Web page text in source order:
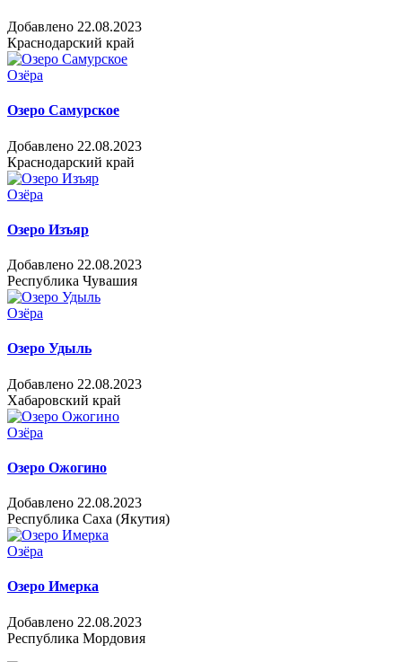
Добавлено 22.08.2023
Краснодарский край
Озёра
Озеро Самурское
Добавлено 22.08.2023
Краснодарский край
Озёра
Озеро Изъяр
Добавлено 22.08.2023
Республика Чувашия
Озёра
Озеро Удыль
Добавлено 22.08.2023
Хабаровский край
Озёра
Озеро Ожогино
Добавлено 22.08.2023
Республика Саха (Якутия)
Озёра
Озеро Имерка
Добавлено 22.08.2023
Республика Мордовия